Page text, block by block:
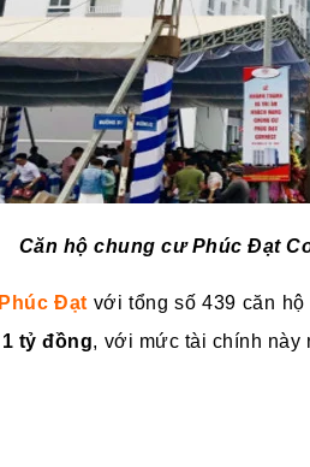
Căn hộ chung cư Phúc Đạt
Phúc Đạt với tổng số 439 căn
1 tỷ đồng, với mức tài chính này